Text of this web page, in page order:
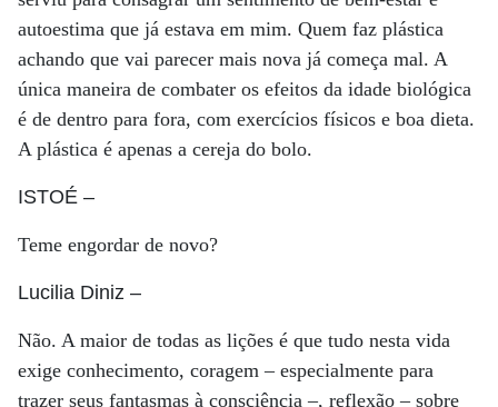
autoestima que já estava em mim. Quem faz plástica
achando que vai parecer mais nova já começa mal. A
única maneira de combater os efeitos da idade biológica
é de dentro para fora, com exercícios físicos e boa dieta.
A plástica é apenas a cereja do bolo.
ISTOÉ –
Teme engordar de novo?
Lucilia Diniz –
Não. A maior de todas as lições é que tudo nesta vida
exige conhecimento, coragem – especialmente para
trazer seus fantasmas à consciência –, reflexão – sobre